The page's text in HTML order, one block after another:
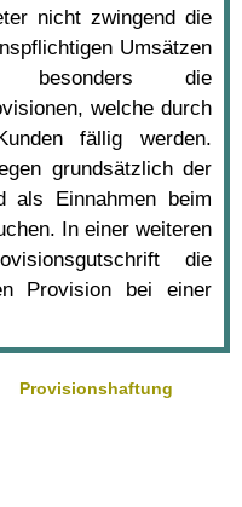
nicht zwingend die
Umsätzen
die
welche durch
fällig werden.
grundsätzlich der
als Einnahmen beim
In einer weiteren
die
Provision bei einer
Provisionshaftung